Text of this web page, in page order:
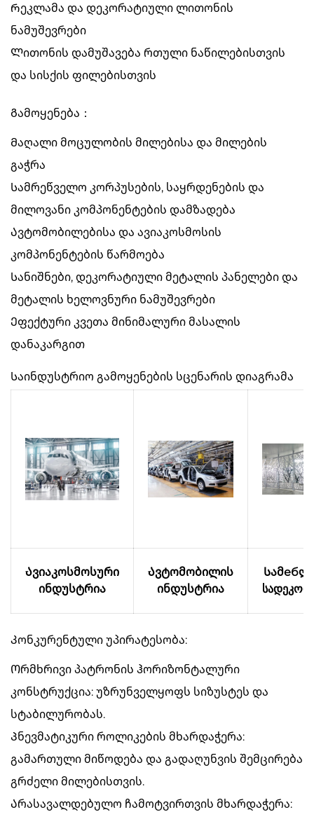
Რეკლამა და დეკორატიული ლითონის
ნამუშევრები
Ლითონის დამუშავება რთული ნაწილებისთვის
და სისქის ფილებისთვის
Გამოყენება：
Მაღალი მოცულობის მილებისა და მილების
გაჭრა
Სამრეწველო კორპუსების, საყრდენების და
მილოვანი კომპონენტების დამზადება
Ავტომობილებისა და ავიაკოსმოსის
კომპონენტების წარმოება
Სანიშნები, დეკორატიული მეტალის პანელები და
მეტალის ხელოვნური ნამუშევრები
Ეფექტური კვეთა მინიმალური მასალის
დანაკარგით
Საინდუსტრიო გამოყენების სცენარის დიაგრამა
Ავიაკოსმოსური
ინდუსტრია
Ავტომობილის
ინდუსტრია
Კონკურენტული უპირატესობა:
Ორმხრივი პატრონის ჰორიზონტალური
კონსტრუქცია: უზრუნველყოფს სიზუსტეს და
სტაბილურობას.
Პნევმატიკური როლიკების მხარდაჭერა:
გამართული მიწოდება და გადაღუნვის შემცირება
გრძელი მილებისთვის.
Არასავალდებულო ჩამოტვირთვის მხარდაჭერა: